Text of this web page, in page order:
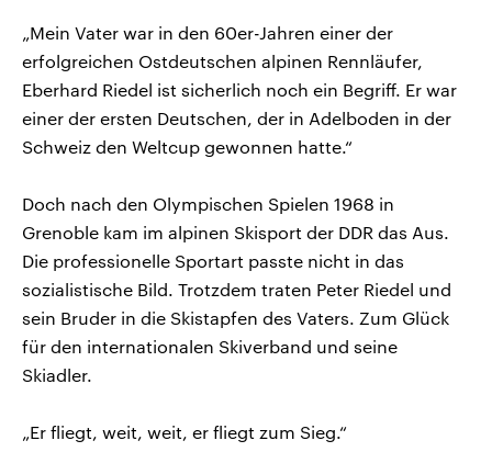
„Mein Vater war in den 60er-Jahren einer der
erfolgreichen Ostdeutschen alpinen Rennläufer,
Eberhard Riedel ist sicherlich noch ein Begriff. Er war
einer der ersten Deutschen, der in Adelboden in der
Schweiz den Weltcup gewonnen hatte.“
Doch nach den Olympischen Spielen 1968 in
Grenoble kam im alpinen Skisport der DDR das Aus.
Die professionelle Sportart passte nicht in das
sozialistische Bild. Trotzdem traten Peter Riedel und
sein Bruder in die Skistapfen des Vaters. Zum Glück
für den internationalen Skiverband und seine
Skiadler.
„Er fliegt, weit, weit, er fliegt zum Sieg.“